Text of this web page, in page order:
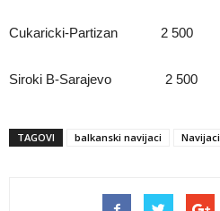
Cukaricki-Partizan 2 500
Siroki B-Sarajevo 2 500
TAGOVI balkanski navijaci Navijaci